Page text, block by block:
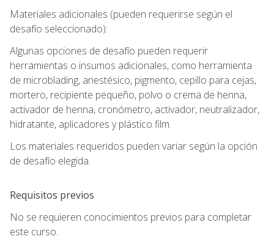
Materiales adicionales (pueden requerirse según el
desafío seleccionado):
Algunas opciones de desafío pueden requerir
herramientas o insumos adicionales, como herramienta
de microblading, anestésico, pigmento, cepillo para cejas,
mortero, recipiente pequeño, polvo o crema de henna,
activador de henna, cronómetro, activador, neutralizador,
hidratante, aplicadores y plástico film.
Los materiales requeridos pueden variar según la opción
de desafío elegida.
Requisitos previos
No se requieren conocimientos previos para completar
este curso.